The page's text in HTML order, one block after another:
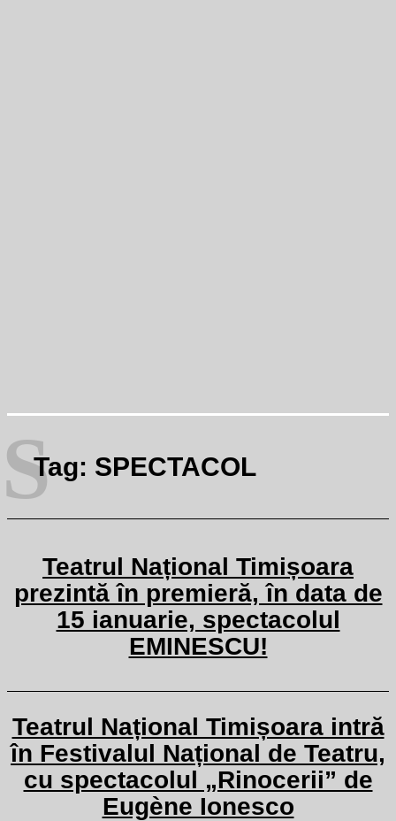
Tag: SPECTACOL
S
Teatrul Național Timișoara
prezintă în premieră, în data de
15 ianuarie, spectacolul
EMINESCU!
Teatrul Național Timișoara intră
în Festivalul Național de Teatru,
cu spectacolul „Rinocerii” de
Eugène Ionesco